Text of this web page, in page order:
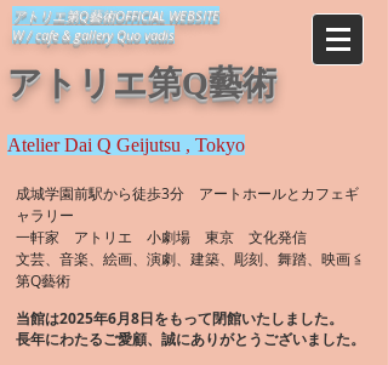
​アトリエ第Q藝術OFFICIAL WEBSITE
​W / cafe & gallery Quo vadis
アトリエ第Q藝術
Atelier Dai Q Geijutsu , Tokyo
​成城学園前駅から徒歩3分 アートホールとカフェギ
ャラリー
一軒家 アトリエ 小劇場 東京 文化発信
文芸、音楽、絵画、演劇、建築、彫刻、舞踏、映画 ≦
第Q藝術
当館は2025年6月8日をもって閉館いたしました。​
​長年にわたるご愛顧、誠にありがとうございました。